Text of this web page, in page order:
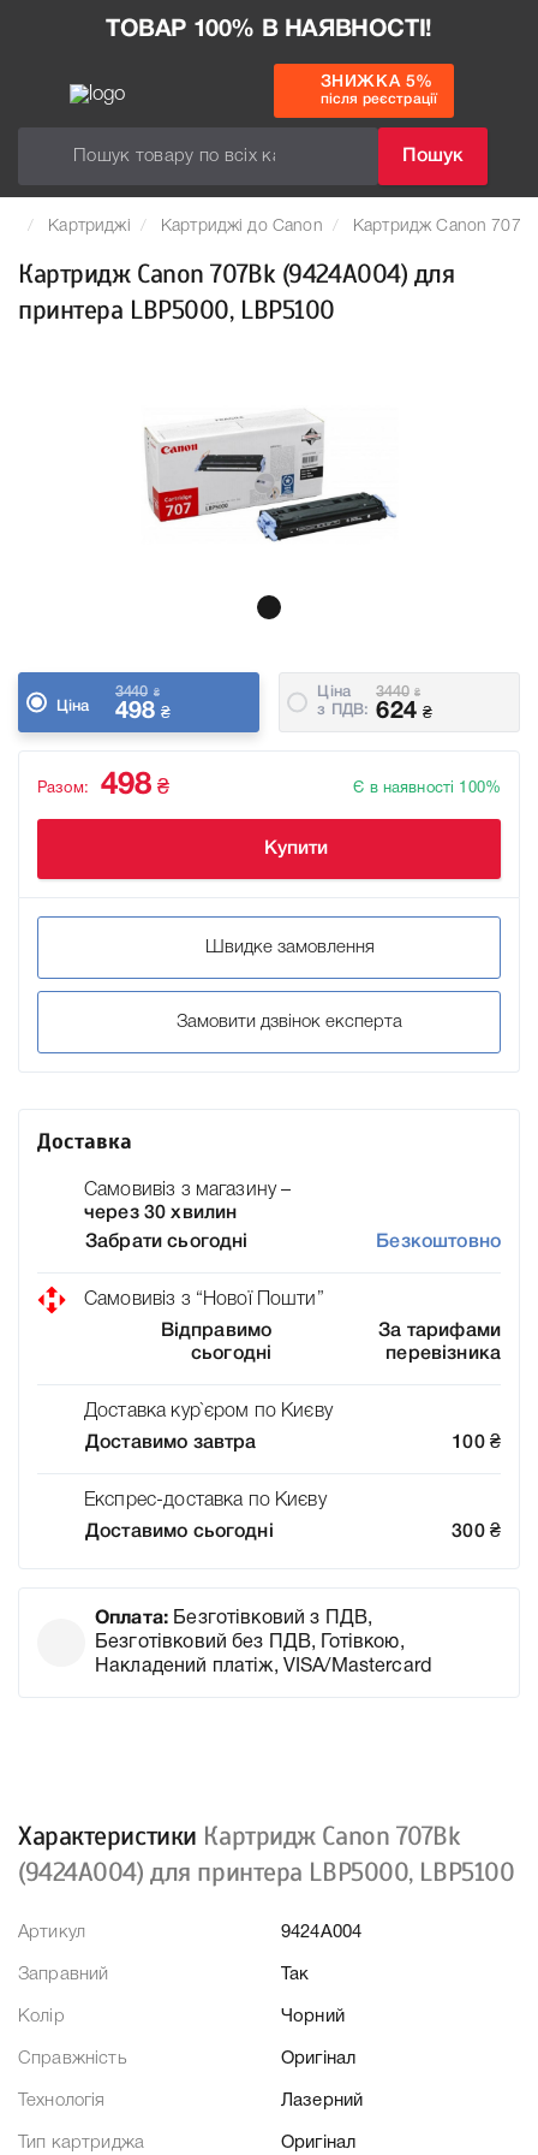
ТОВАР 100% В НАЯВНОСТІ!
Пошук
ЗНИЖКА 5%
після реєстрації
Картриджі Картриджі до Canon Картридж Canon
Картридж Canon 707Bk (9424A004) для
принтера LBР5000, LBР5100
Ціна
3440 ₴
498 ₴
Ціна
з ПДВ:
3440 ₴
624 ₴
Є в наявності 100%
Разом: 498 ₴
Купити
Швидке замовлення
Замовити дзвінок експерта
Доставка
Самовивіз з магазину –
через 30 хвилин
Забрати сьогодні
Безкоштовно
Самовивіз з “Нової Пошти”
Відправимо
сьогодні
За тарифами
перевізника
Доставка кур`єром по Києву
Доставимо завтра
100 ₴
Експрес-доставка по Києву
Доставимо сьогодні
300 ₴
Оплата: Безготівковий з ПДВ,
Безготівковий без ПДВ, Готівкою,
Накладений платіж, VISA/Mastercard
Характеристики Картридж Canon 707Bk
(9424A004) для принтера LBР5000, LBР5100
Артикул 9424A004
Заправний Так
Колір Чорний
Справжність Оригінал
Технологія Лазерний
Тип картриджа Оригінал